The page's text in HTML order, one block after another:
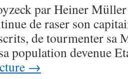
par Heiner
de raser son
de tourmenter sa
population devenue
→